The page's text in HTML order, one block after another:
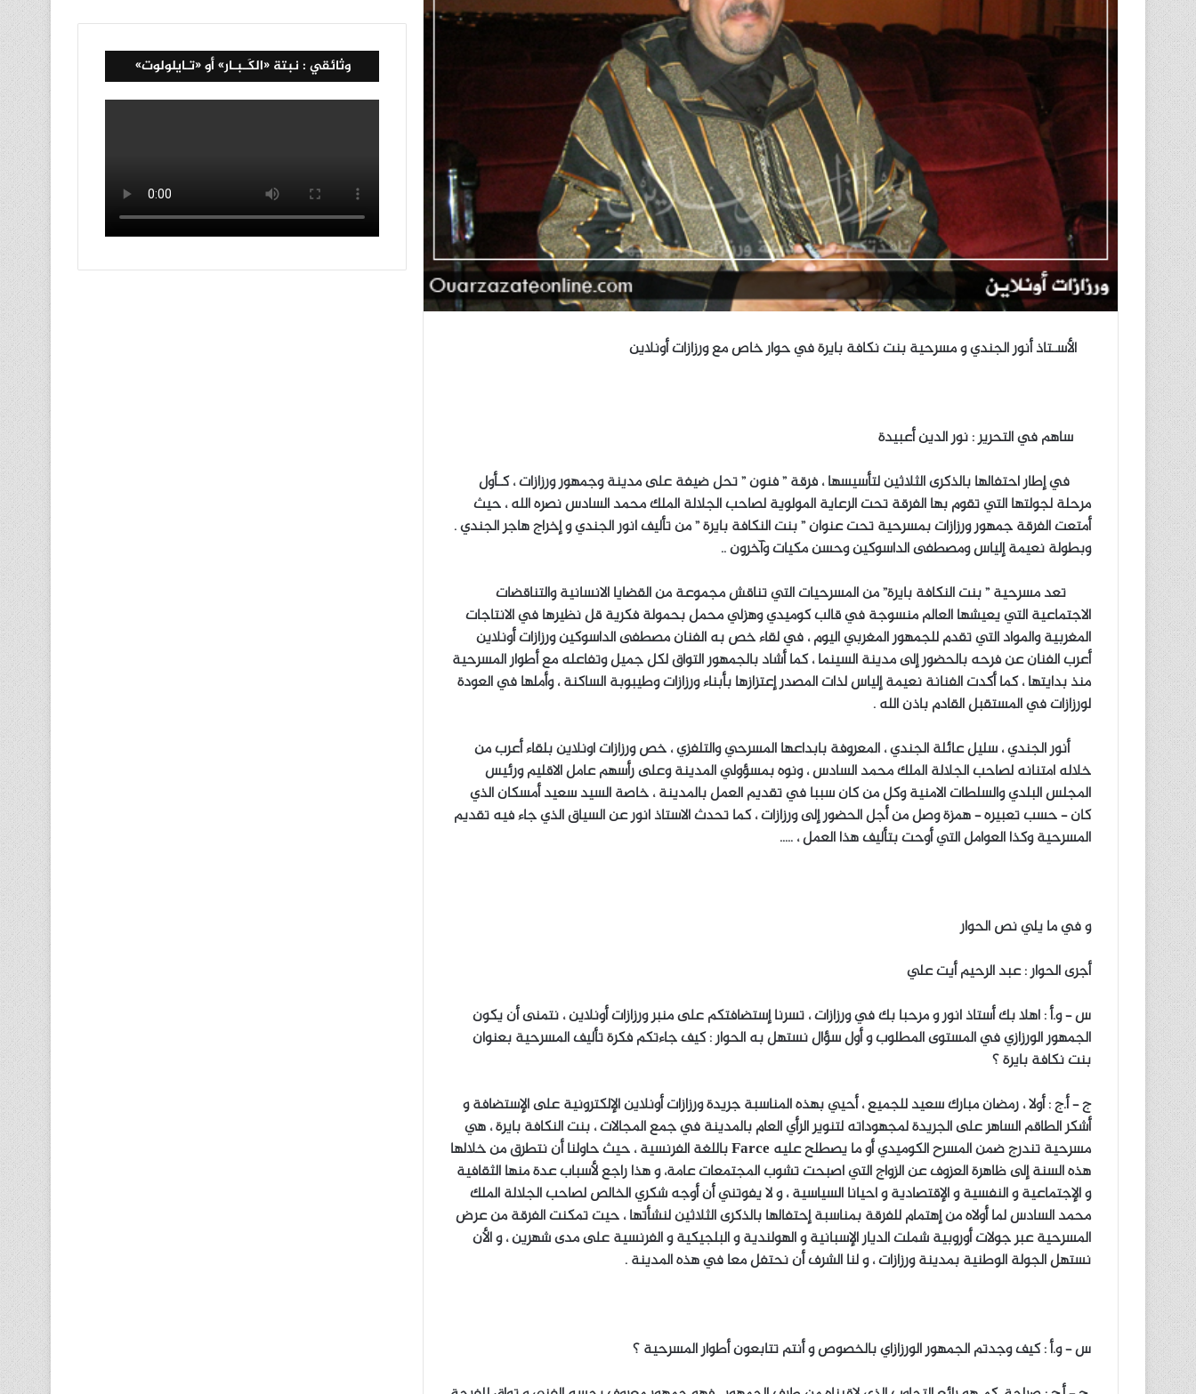
الأسـتاذ أنور الجندي و مسرحية بنت نكافة بايرة في حوار خاص مع ورزازات أونلاين
ساهم في التحرير : نور الدين أعبيدة
في إطار احتفالها بالذكرى الثلاثين لتأسيسها ، فرقة ” فنون ” تحل ضيفة على مدينة وجمهور ورزازات ، كـأول
مرحلة لجولتها التي تقوم بها الفرقة تحت الرعاية المولوية لصاحب الجلالة الملك محمد السادس نصره الله ، حيث
أمتعت الفرقة جمهور ورزازات بمسرحية تحت عنوان ” بنت النكافة بايرة ” من تأليف انور الجندي و إخراج هاجر الجندي .
وبطولة نعيمة إلياس ومصطفى الداسوكين وحسن مكيات وآخرون ..
تعد مسرحية ” بنت النكافة بايرة” من المسرحيات التي تناقش مجموعة من القضايا الانسانية والتناقضات
الاجتماعية التي يعيشها العالم منسوجة في قالب كوميدي وهزلي محمل بحمولة فكرية قل نظيرها في الانتاجات
المغربية والمواد التي تقدم للجمهور المغربي اليوم ، في لقاء خص به الفنان مصطفى الداسوكين ورزازات أونلاين
أعرب الفنان عن فرحه بالحضور إلى مدينة السينما ، كما أشاد بالجمهور التواق لكل جميل وتفاعله مع أطوار المسرحية
منذ بدايتها ، كما أكدت الفنانة نعيمة إلياس لذات المصدر إعتزازها بأبناء ورزازات وطيبوبة الساكنة ، وأملها في العودة
لورزازات في المستقبل القادم باذن الله .
أنور الجندي ، سليل عائلة الجندي ، المعروفة بابداعها المسرحي والتلفزي ، خص ورزازات اونلاين بلقاء أعرب من
خلاله امتنانه لصاحب الجلالة الملك محمد السادس ، ونوه بمسؤولي المدينة وعلى رأسهم عامل الاقليم ورئيس
المجلس البلدي والسلطات الامنية وكل من كان سببا في تقديم العمل بالمدينة ، خاصة السيد سعيد أمسكان الذي
كان – حسب تعبيره – همزة وصل من أجل الحضور إلى ورزازات ، كما تحدث الاستاذ انور عن السياق الذي جاء فيه تقديم
المسرحية وكذا العوامل التي أوحت بتأليف هذا العمل ، …..
و في ما يلي نص الحوار
أجرى الحوار : عبد الرحيم أيت علي
س – و.أ : اهلا بك أستاذ انور و مرحبا بك في ورزازات ، تسرنا إستضافتكم على منبر ورزازات أونلاين ، نتمنى أن يكون
الجمهور الورزازي في المستوى المطلوب و أول سؤال نستهل به الحوار : كيف جاءتكم فكرة تأليف المسرحية بعنوان
بنت نكافة بايرة ؟
ج – أ.ج : أولا ، رمضان مبارك سعيد للجميع ، أحيي بهذه المناسبة جريدة ورزازات أونلاين الإلكترونية على الإستضافة و
أشكر الطاقم الساهر على الجريدة لمجهوداته لتنوير الرأي العام بالمدينة في جمع المجالات ، بنت النكافة بايرة ، هي
مسرحية تندرج ضمن المسرح الكوميدي أو ما يصطلح عليه Farce باللغة الفرنسية ، حيث حاولنا أن نتطرق من خلالها
هذه السنة إلى ظاهرة العزوف عن الزواج التي اصبحت تشوب المجتمعات عامة، و هذا راجع لأسباب عدة منها الثقافية
و الإجتماعية و النفسية و الإقتصادية و احيانا السياسية ، و لا يفوتني أن أوجه شكري الخالص لصاحب الجلالة الملك
محمد السادس لما أولاه من إهتمام للفرقة بمناسبة إحتفالها بالذكرى الثلاثين لنشأتها ، حيت تمكنت الفرقة من عرض
المسرحية عبر جولات أوروبية شملت الديار الإسبانية و الهولندية و البلجيكية و الفرنسية على مدى شهرين ، و الأن
نستهل الجولة الوطنية بمدينة ورزازات ، و لنا الشرف أن نحتفل معا في هذه المدينة .
س – و.أ : كيف وجدتم الجمهور الورزازاي بالخصوص و أنتم تتابعون أطوار المسرحية ؟
وثائقي : نبتة «الكَـبـار» أو «تـايلولوت»